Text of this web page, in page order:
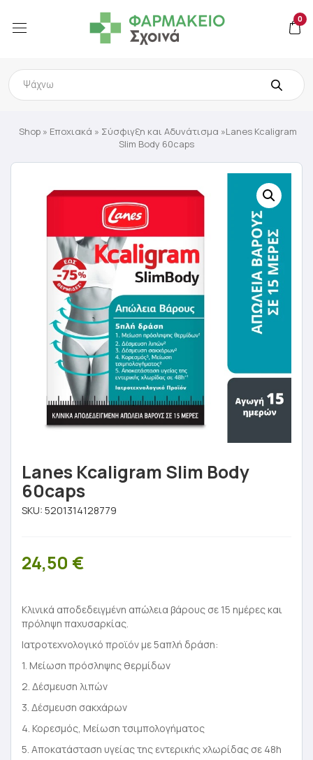
0
Products
search
Shop » Εποχιακά » Σύσφιγξη και Αδυνάτισμα »Lanes Kcaligram
Slim Body 60caps
Lanes Kcaligram Slim Body
60caps
SKU: 5201314128779
24,50 €
Κλινικά αποδεδειγμένη απώλεια βάρους σε 15 ημέρες και
πρόληψη παχυσαρκίας.
Ιατροτεχνολογικό προϊόν με 5απλή δράση:
1. Μείωση πρόσληψης θερμίδων
2. Δέσμευση λιπών
3. Δέσμευση σακχάρων
4. Κορεσμός, Μείωση τσιμπολογήματος
5. Αποκατάσταση υγείας της εντερικής χλωρίδας σε 48h